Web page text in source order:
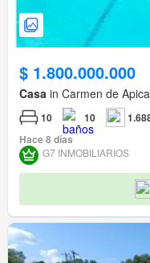
$ 1.800.000.000
Casa in Carmen de
10 10
Hace 8 días
G7 INMOBILIARIOS